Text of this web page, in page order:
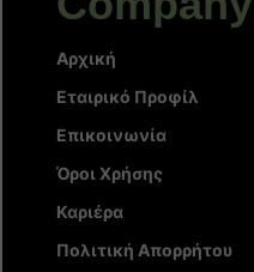
Αρχική
Εταιρικό Προφίλ
Επικοινωνία
Όροι Χρήσης
Καριέρα
Πολιτική Απορρήτου